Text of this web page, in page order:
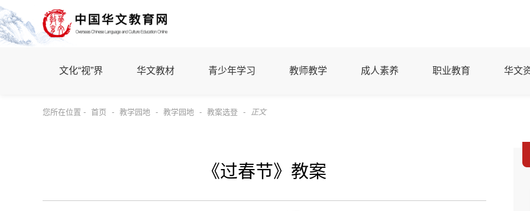
文化“视”界 华文教材 青少年学习 教师教学 成人素养 职业教育 华文
您所在位置 - 首页 - 教学园地 - 教学园地 - 教案选登 - 正文
《过春节》教案